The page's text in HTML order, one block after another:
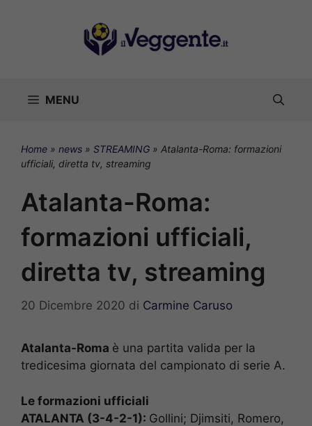
MENU
Home » news » STREAMING » Atalanta-Roma: formazioni
ufficiali, diretta tv, streaming
Atalanta-Roma:
formazioni ufficiali,
diretta tv, streaming
20 Dicembre 2020 di Carmine Caruso
Atalanta-Roma è una partita valida per la
tredicesima giornata del campionato di serie A.
Le formazioni ufficiali
ATALANTA (3-4-2-1): Gollini; Djimsiti, Romero,